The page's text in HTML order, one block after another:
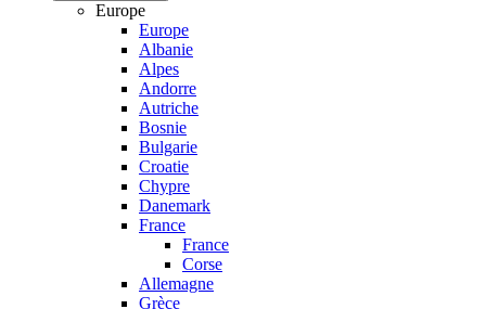
Europe
Europe
Albanie
Alpes
Andorre
Autriche
Bosnie
Bulgarie
Croatie
Chypre
Danemark
France
France
Corse
Allemagne
Grèce